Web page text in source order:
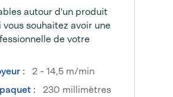
autour d'un produit
souhaitez avoir une
de votre
:
2 - 14,5 m/min
:
230 millimètres